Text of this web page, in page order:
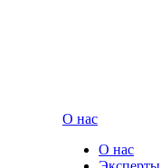
О нас
О нас